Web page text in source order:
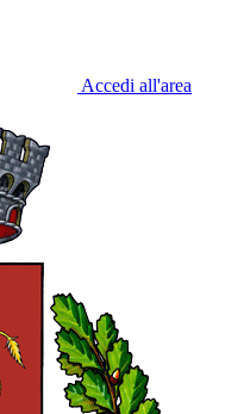
Accedi all'area